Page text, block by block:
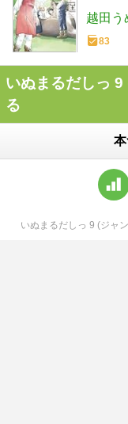
越田う
83
いぬまるだしっ
る
いぬまるだしっ 9 (ジャ